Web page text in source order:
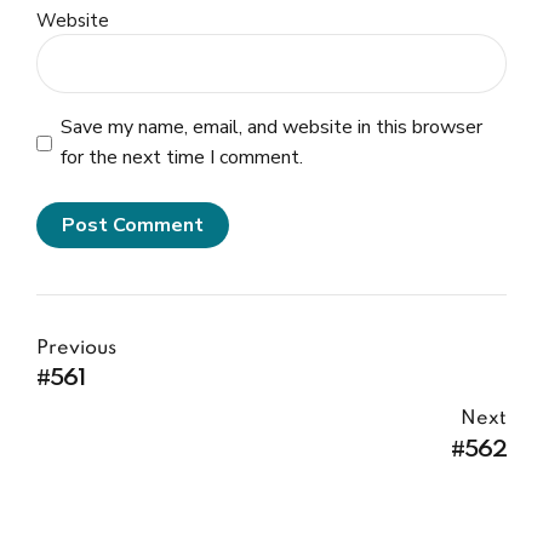
Website
Save my name, email, and website in this browser
for the next time I comment.
Post Comment
Previous
#561
Next
#562